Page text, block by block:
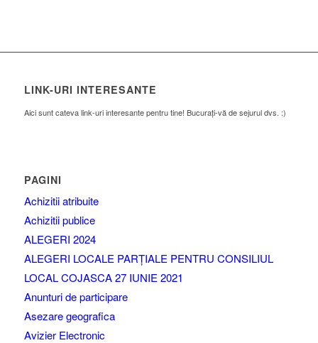
LINK-URI INTERESANTE
Aici sunt cateva link-uri interesante pentru tine! Bucurați-vă de sejurul dvs. :)
PAGINI
Achizitii atribuite
Achizitii publice
ALEGERI 2024
ALEGERI LOCALE PARȚIALE PENTRU CONSILIUL
LOCAL COJASCA 27 IUNIE 2021
Anunturi de participare
Asezare geografica
Avizier Electronic